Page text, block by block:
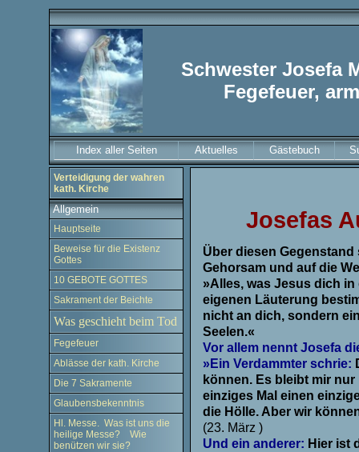
Schwester Josefa
Fegefeuer,
Index aller Seiten Aktuelles Gästebuch
Verteidigung der wahren
kath. Kirche
Allgemein
Hauptseite
Beweise für die Existenz
Gottes
10 GEBOTE GOTTES
Sakrament der Beichte
Was geschieht beim Tod
Fegefeuer
Ablässe der kath. Kirche
Die 7 Sakramente
Glaubensbekenntnis
Hl. Messe. Was ist uns die
heilige Messe? Wie
benützen wir sie?
Josefas
Über diesen
Gehorsam und auf die
»Alles, was Jesus dich
eigenen Läuterung
nicht an dich, sondern
Seelen.«
Vor allem nennt Josefa
»Ein Verdammter schrie:
können. Es bleibt mir
einziges Mal einen
die Hölle. Aber wir
(23. März )
Und ein anderer: Hier ist